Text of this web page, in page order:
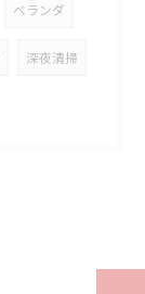
ベランダ
深夜清掃